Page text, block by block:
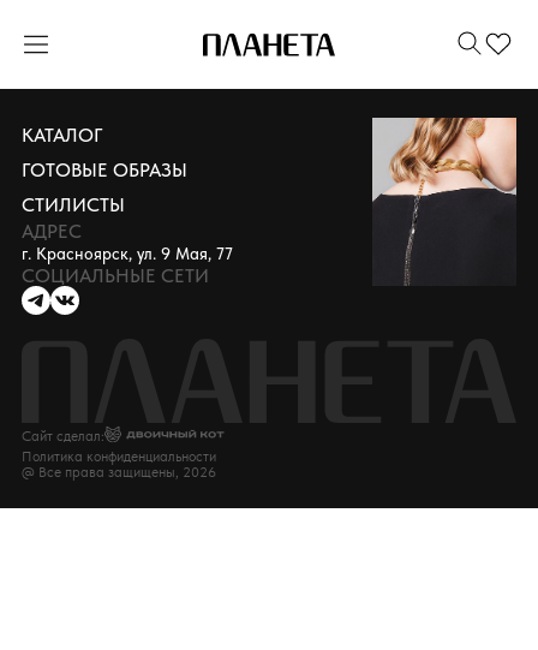
КАТАЛОГ
ГОТОВЫЕ ОБРАЗЫ
СТИЛИСТЫ
АДРЕС
г. Красноярск, ул. 9 Мая, 77
СОЦИАЛЬНЫЕ СЕТИ
@ Все права защищены, 2026
Политика конфиденциальности
Сайт сделал: